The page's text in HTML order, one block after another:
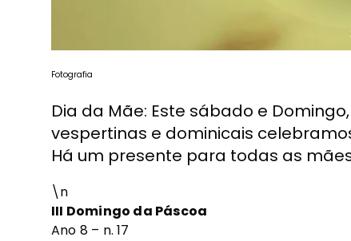
Fotografia
Dia da Mãe: Este sábado e
vespertinas e dominicais
Há um presente para todas as
\n
III Domingo da Páscoa
Ano 8 – n. 17